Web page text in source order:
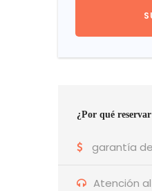
¿Por qué
garantía
Atención